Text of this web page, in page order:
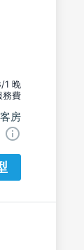
/1 晚
務費
房